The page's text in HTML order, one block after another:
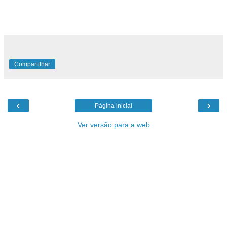
Compartilhar
‹ ›
Página inicial
Ver versão para a web